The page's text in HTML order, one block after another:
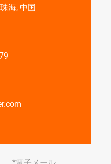
海, 中国